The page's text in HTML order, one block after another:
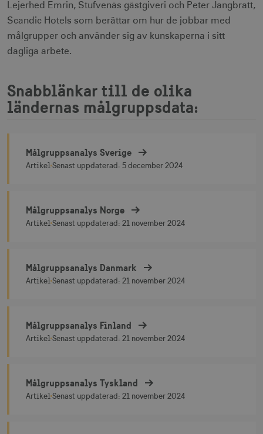
Lejerhed Emrin, Stufvenäs gästgiveri och Peter Jangbratt,
Scandic Hotels som berättar om hur de jobbar med
målgrupper och använder sig av kunskaperna i sitt
dagliga arbete.
Snabblänkar till de olika
ländernas målgruppsdata:
Målgruppsanalys Sverige
ArtikelSenast uppdaterad: 5 december 2024
Målgruppsanalys Sverige
Målgruppsanalys Norge
ArtikelSenast uppdaterad: 21 november 2024
Målgruppsanalys Norge
Målgruppsanalys Danmark
ArtikelSenast uppdaterad: 21 november 2024
Målgruppsanalys Danmark
Målgruppsanalys Finland
ArtikelSenast uppdaterad: 21 november 2024
Målgruppsanalys Finland
Målgruppsanalys Tyskland
ArtikelSenast uppdaterad: 21 november 2024
Målgruppsanalys Tyskland